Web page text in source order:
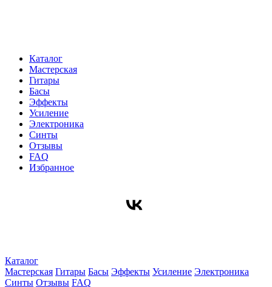
Каталог
Мастерская
Гитары
Басы
Эффекты
Усиление
Электроника
Синты
Отзывы
FAQ
Избранное
Каталог
Мастерская Гитары Басы Эффекты Усиление Электроника
Синты Отзывы FAQ